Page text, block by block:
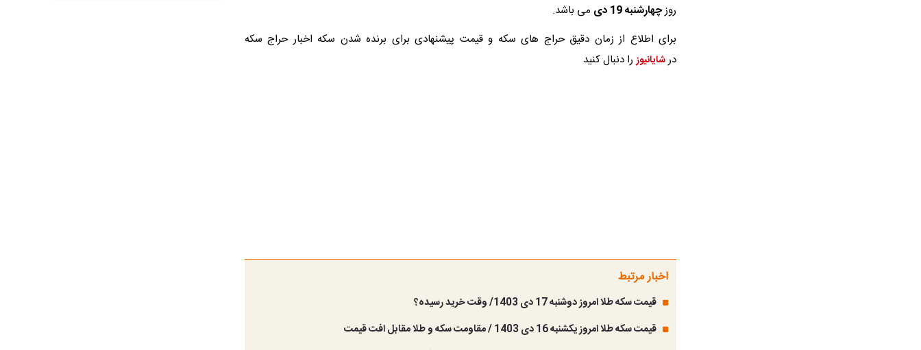
روزچهارشنبه 19 دی
می باشد.
برای اطلاع از زمان دقیق حراج های سکه و قیمت پیشنهادی برای برنده شدن سکه اخبار حراج سکه
درشایانیوزرا دنبال کنید
اخبار مرتبط
قیمت سکه طلا امروز دوشنبه 17 دی 1403/ وقت خرید رسیده؟
قیمت سکه طلا امروز یکشنبه 16 دی 1403 / مقاومت سکه و طلا مقابل افت قیمت